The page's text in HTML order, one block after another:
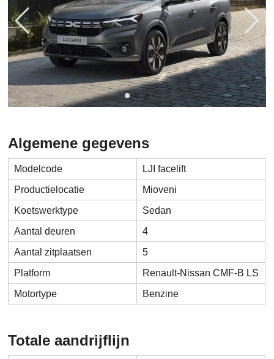
Algemene gegevens
Modelcode
LJI facelift
Productielocatie
Mioveni
Koetswerktype
Sedan
Aantal deuren
4
Aantal zitplaatsen
5
Platform
Renault-Nissan CMF-B LS
Motortype
Benzine
Totale aandrijflijn